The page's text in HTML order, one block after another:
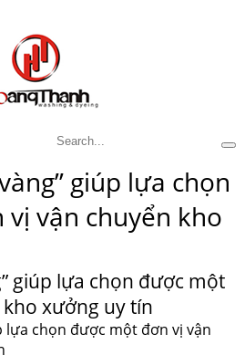
giúp lựa chọn
vận chuyển kho
giúp lựa chọn được một
xưởng uy tín
lựa chọn được một đơn vị vận